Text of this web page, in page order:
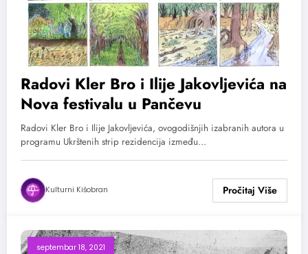
Radovi Kler Bro i Ilije Jakovljevića na
Nova festivalu u Pančevu
Radovi Kler Bro i Ilije Jakovljevića, ovogodišnjih izabranih autora u
programu Ukrštenih strip rezidencija između…
Kulturni Kišobran
septembar 18, 2021